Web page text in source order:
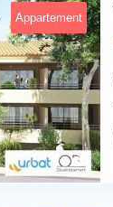
Appartement